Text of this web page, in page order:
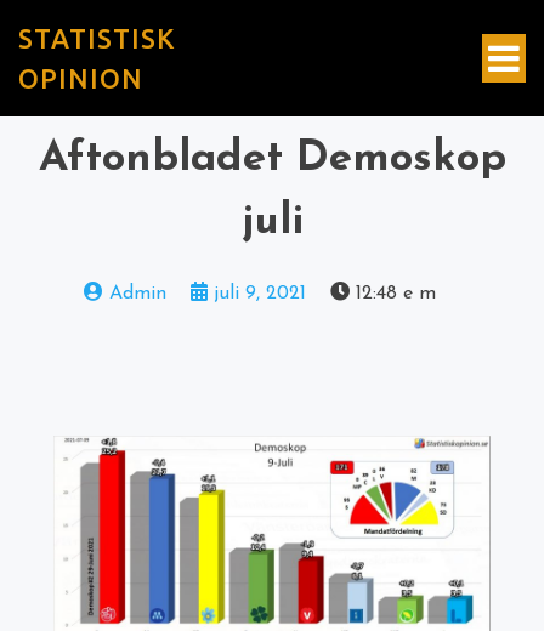
STATISTISK
OPINION
Aftonbladet Demoskop
juli
Admin juli 9, 2021 12:48 e m